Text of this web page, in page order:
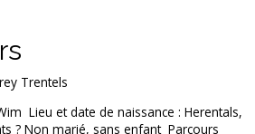
Trentels
Lieu et date de naissance : Herentals,
? Non marié, sans enfant Parcours